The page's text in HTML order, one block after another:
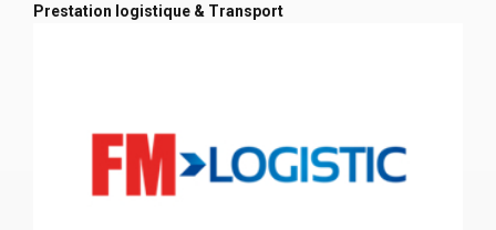
Prestation logistique & Transport